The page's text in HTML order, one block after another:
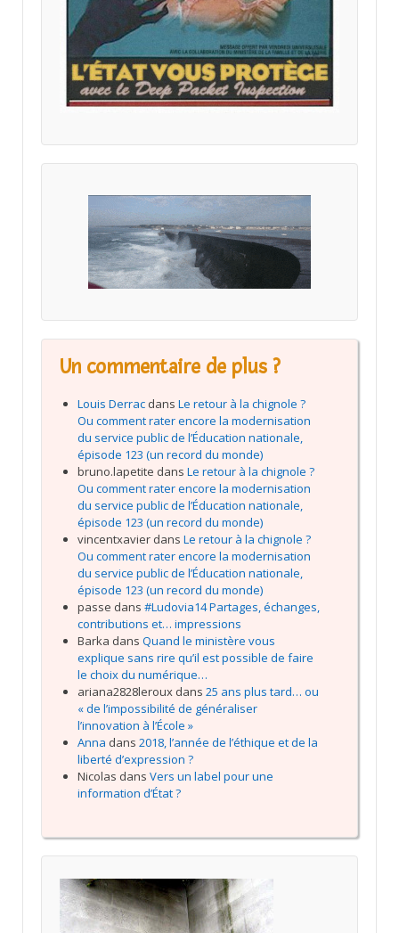
Un commentaire de plus ?
Louis Derrac dans Le retour à la chignole ?
Ou comment rater encore la modernisation
du service public de l’Éducation nationale,
épisode 123 (un record du monde)
bruno.lapetite dans Le retour à la chignole ?
Ou comment rater encore la modernisation
du service public de l’Éducation nationale,
épisode 123 (un record du monde)
vincentxavier dans Le retour à la chignole ?
Ou comment rater encore la modernisation
du service public de l’Éducation nationale,
épisode 123 (un record du monde)
passe dans #Ludovia14 Partages, échanges,
contributions et… impressions
Barka dans Quand le ministère vous
explique sans rire qu’il est possible de faire
le choix du numérique…
ariana2828leroux dans 25 ans plus tard… ou
« de l’impossibilité de généraliser
l’innovation à l’École »
Anna dans 2018, l’année de l’éthique et de la
liberté d’expression ?
Nicolas dans Vers un label pour une
information d’État ?